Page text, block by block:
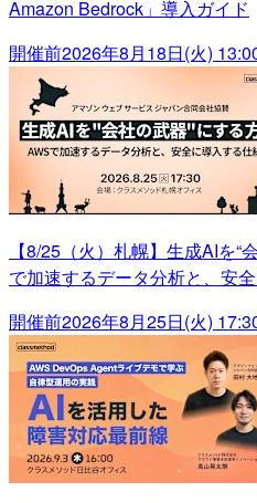
Amazon Bedrock」導入ガイド
開催前2026年8月18日(火)
【8/25（火）札幌】生成AIを“
で加速するデータ分析と、安
開催前2026年8月25日(火)